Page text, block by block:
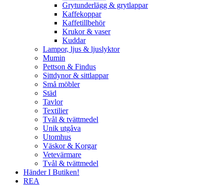
Grytunderlägg & grytlappar
Kaffekoppar
Kaffetillbehör
Krukor & vaser
Kuddar
Lampor, ljus & ljuslyktor
Mumin
Pettson & Findus
Sittdynor & sittlappar
Små möbler
Städ
Tavlor
Textilier
Tvål & tvättmedel
Unik utgåva
Utomhus
Väskor & Korgar
Vetevärmare
Tvål & tvättmedel
Händer I Butiken!
REA